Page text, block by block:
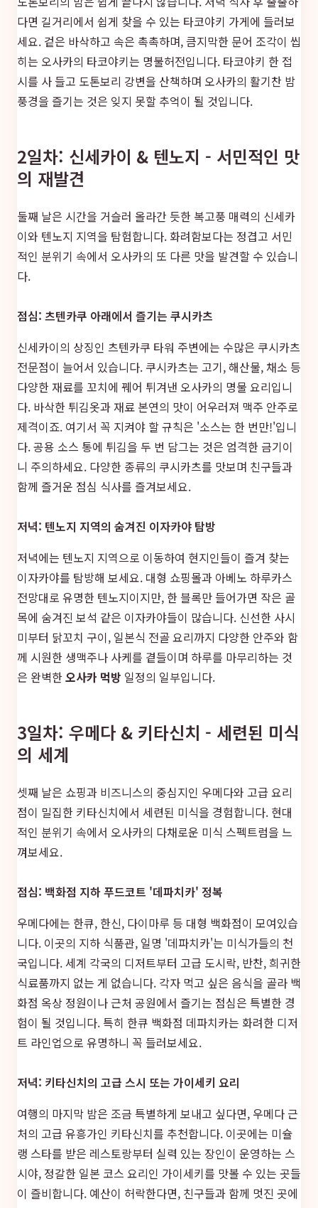
다면 길거리에서 쉽게 찾을 수 있는 타코야키 가게에 들러보
세요. 겉은 바삭하고 속은 촉촉하며, 큼지막한 문어 조각이 씹
히는 오사카의 타코야키는 명불허전입니다. 타코야키 한 접
시를 사 들고 도톤보리 강변을 산책하며 오사카의 활기찬 밤
풍경을 즐기는 것은 잊지 못할 추억이 될 것입니다.
2일차: 신세카이 & 텐노지 - 서민적인 맛
의 재발견
둘째 날은 시간을 거슬러 올라간 듯한 복고풍 매력의 신세카
이와 텐노지 지역을 탐험합니다. 화려함보다는 정겹고 서민
적인 분위기 속에서 오사카의 또 다른 맛을 발견할 수 있습니
다.
점심: 츠텐카쿠 아래에서 즐기는 쿠시카츠
신세카이의 상징인 츠텐카쿠 타워 주변에는 수많은 쿠시카츠
전문점이 늘어서 있습니다. 쿠시카츠는 고기, 해산물, 채소 등
다양한 재료를 꼬치에 꿰어 튀겨낸 오사카의 명물 요리입니
다. 바삭한 튀김옷과 재료 본연의 맛이 어우러져 맥주 안주로
제격이죠. 여기서 꼭 지켜야 할 규칙은 '소스는 한 번만!'입니
다. 공용 소스 통에 튀김을 두 번 담그는 것은 엄격한 금기이
니 주의하세요. 다양한 종류의 쿠시카츠를 맛보며 친구들과
함께 즐거운 점심 식사를 즐겨보세요.
저녁: 텐노지 지역의 숨겨진 이자카야 탐방
저녁에는 텐노지 지역으로 이동하여 현지인들이 즐겨 찾는
이자카야를 탐방해 보세요. 대형 쇼핑몰과 아베노 하루카스
전망대로 유명한 텐노지이지만, 한 블록만 들어가면 작은 골
목에 숨겨진 보석 같은 이자카야들이 많습니다. 신선한 사시
미부터 닭꼬치 구이, 일본식 전골 요리까지 다양한 안주와 함
께 시원한 생맥주나 사케를 곁들이며 하루를 마무리하는 것
은 완벽한오사카 먹방 일정의 일부입니다.
3일차: 우메다 & 키타신치 - 세련된 미식
의 세계
셋째 날은 쇼핑과 비즈니스의 중심지인 우메다와 고급 요리
점이 밀집한 키타신치에서 세련된 미식을 경험합니다. 현대
적인 분위기 속에서 오사카의 다채로운 미식 스펙트럼을 느
껴보세요.
점심: 백화점 지하 푸드코트 '데파치카' 정복
우메다에는 한큐, 한신, 다이마루 등 대형 백화점이 모여있습
니다. 이곳의 지하 식품관, 일명 '데파치카'는 미식가들의 천
국입니다. 세계 각국의 디저트부터 고급 도시락, 반찬, 희귀한
식료품까지 없는 게 없습니다. 각자 먹고 싶은 음식을 골라 백
화점 옥상 정원이나 근처 공원에서 즐기는 점심은 특별한 경
험이 될 것입니다. 특히 한큐 백화점 데파치카는 화려한 디저
트 라인업으로 유명하니 꼭 들러보세요.
저녁: 키타신치의 고급 스시 또는 가이세키 요리
여행의 마지막 밤은 조금 특별하게 보내고 싶다면, 우메다 근
처의 고급 유흥가인 키타신치를 추천합니다. 이곳에는 미슐
랭 스타를 받은 레스토랑부터 실력 있는 장인이 운영하는 스
시야, 정갈한 일본 코스 요리인 가이세키를 맛볼 수 있는 곳들
이 즐비합니다. 예산이 허락한다면, 친구들과 함께 멋진 곳에